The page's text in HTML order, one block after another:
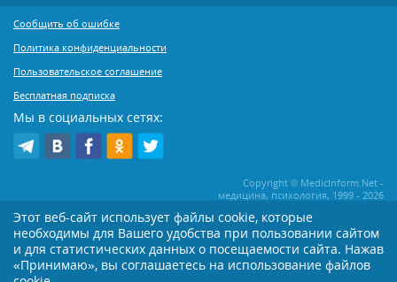
Сообщить об ошибке
Политика конфиденциальности
Пользовательское соглашение
Бесплатная подписка
Мы в социальных сетях:
Copyright © MedicInform.Net -
медицина, психология, 1999 - 2026
Копирование или иное распространение статей нашего сайта строго
воспрещается. Копирование раздела "Новости" допускается при наличии
активной открытой для поисковиков ссылки на MedicInform.Net
Материалы на сайте представлены в справочных целях. Редакция не всегда
Этот веб-сайт использует файлы cookie, которые
необходимы для Вашего удобства при пользовании сайтом
и для статистических данных о посещаемости сайта. Нажав
«Принимаю», вы соглашаетесь на использование файлов